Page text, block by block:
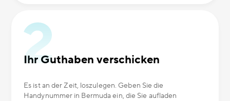
Ihr Guthaben verschicken
Es ist an der Zeit, loszulegen. Geben Sie die
Handynummer in Bermuda ein, die Sie aufladen